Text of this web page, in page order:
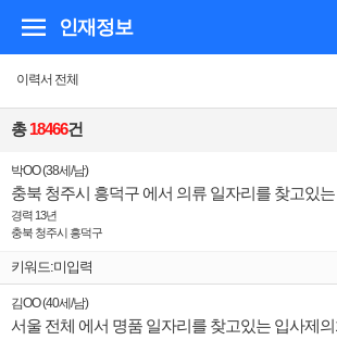
인재정보
이력서 전체
총18466건
박OO(38세 /남)
경력 13년
충북 청주시 흥덕구
키워드:미입력
김OO(40세 /남)